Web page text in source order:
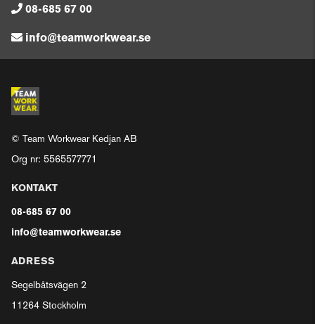
08-685 67 00
info@teamworkwear.se
© Team Workwear Kedjan AB
Org nr: 5565577771
KONTAKT
08-685 67 00
info@teamworkwear.se
ADRESS
Segelbåtsvägen 2
11264 Stockholm